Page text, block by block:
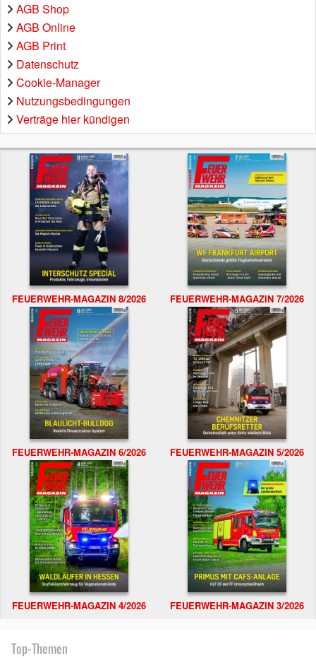
AGB Shop
AGB Online
AGB Print
Datenschutz
Cookie-Manager
Nutzungsbedingungen
Verträge hier kündigen
FEUERWEHR-MAGAZIN 8/2026 FEUERWEHR-MAGAZIN 7/2026
FEUERWEHR-MAGAZIN 6/2026 FEUERWEHR-MAGAZIN 5/2026
FEUERWEHR-MAGAZIN 4/2026 FEUERWEHR-MAGAZIN 3/2026
Top-Themen